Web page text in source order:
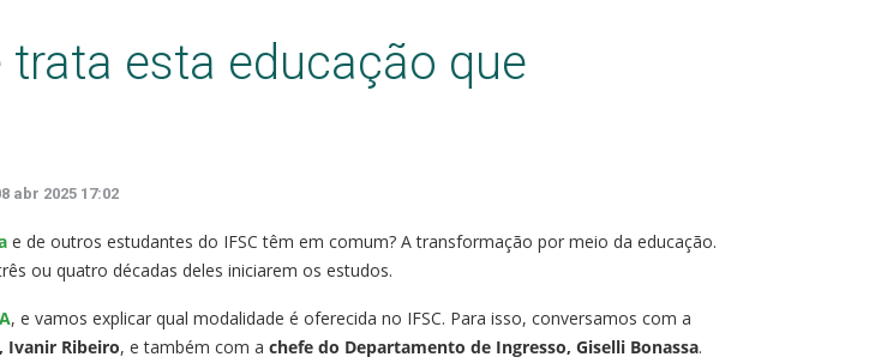
trata esta educação que
abr 2025 17:02
e de outros estudantes do IFSC têm em comum? A transformação por meio da educação.
ou quatro décadas deles iniciarem os estudos.
, e vamos explicar qual modalidade é oferecida no IFSC. Para isso, conversamos com a
Ivanir Ribeiro, e também com a chefe do Departamento de Ingresso, Giselli Bonassa.